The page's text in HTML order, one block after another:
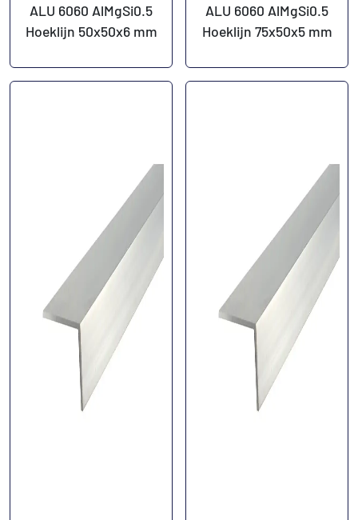
ALU 6060 AlMgSi0.5
Hoeklijn 50x50x6 mm
ALU 6060 AlMgSi0.5
Hoeklijn 75x50x5 mm